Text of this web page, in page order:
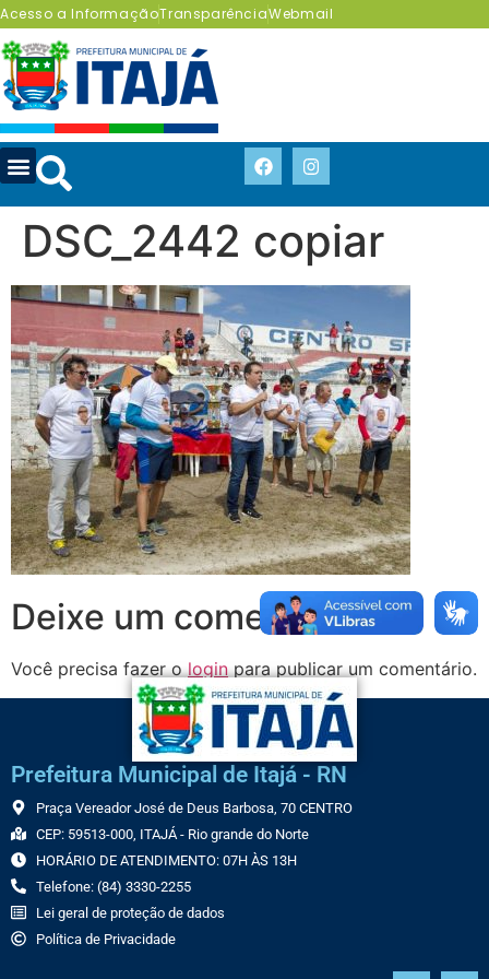
Acesso a InformaçãoTransparênciaWebmail
DSC_2442 copiar
Deixe um comentário
Você precisa fazer ologinpara publicar um comentário.
Prefeitura Municipal de Itajá - RN
Praça Vereador José de Deus Barbosa, 70 CENTRO
CEP: 59513-000, ITAJÁ - Rio grande do Norte
HORÁRIO DE ATENDIMENTO: 07H ÀS 13H
Telefone: (84) 3330-2255
Lei geral de proteção de dados
Política de Privacidade